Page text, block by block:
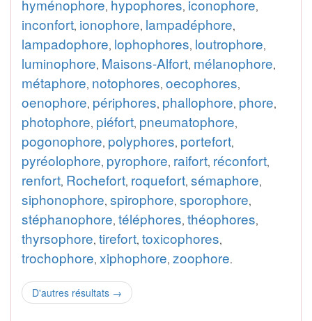
hyménophore, hypophores, iconophore,
inconfort, ionophore, lampadéphore,
lampadophore, lophophores, loutrophore,
luminophore, Maisons-Alfort, mélanophore,
métaphore, notophores, oecophores,
oenophore, périphores, phallophore, phore,
photophore, piéfort, pneumatophore,
pogonophore, polyphores, portefort,
pyréolophore, pyrophore, raifort, réconfort,
renfort, Rochefort, roquefort, sémaphore,
siphonophore, spirophore, sporophore,
stéphanophore, téléphores, théophores,
thyrsophore, tirefort, toxicophores,
trochophore, xiphophore, zoophore.
D'autres résultats →